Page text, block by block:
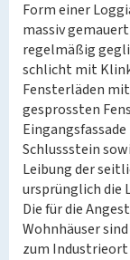
Form einer
massiv
regelmäßig
schlicht mit
Fensterläden
gesprossten
Schlussstein
Leibung der
ursprünglich die
Die für die
Wohnhäuser
zum